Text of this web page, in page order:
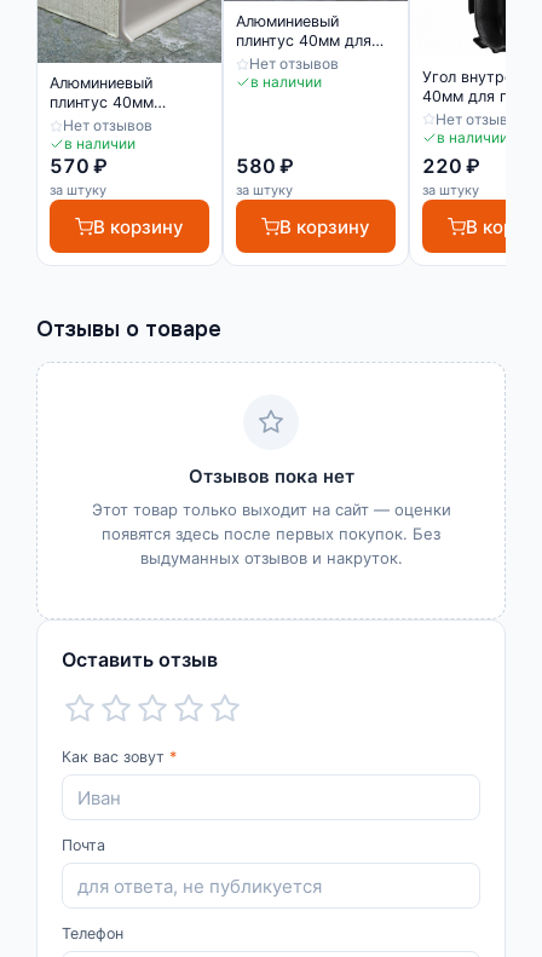
Алюминиевый
плинтус 40мм
матовое серебро
Нет отзывов
в наличии
570 ₽
за штуку
В корзину
Алюминиевый
плинтус 40мм для
пола черный
матовый
Нет отзывов
в наличии
580 ₽
за штуку
В корзину
Угол
40мм для
черный
Нет отзывов
в наличии
220 ₽
за штуку
В
Отзывы о товаре
Отзывов пока нет
Этот товар только выходит на сайт — оценки
появятся здесь после первых покупок. Без
выдуманных отзывов и накруток.
Оставить отзыв
Как вас зовут *
Почта
Телефон